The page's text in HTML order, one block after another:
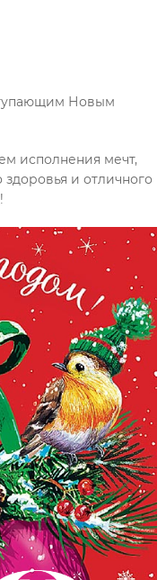
Новым
исполнения мечт,
здоровья и отличного